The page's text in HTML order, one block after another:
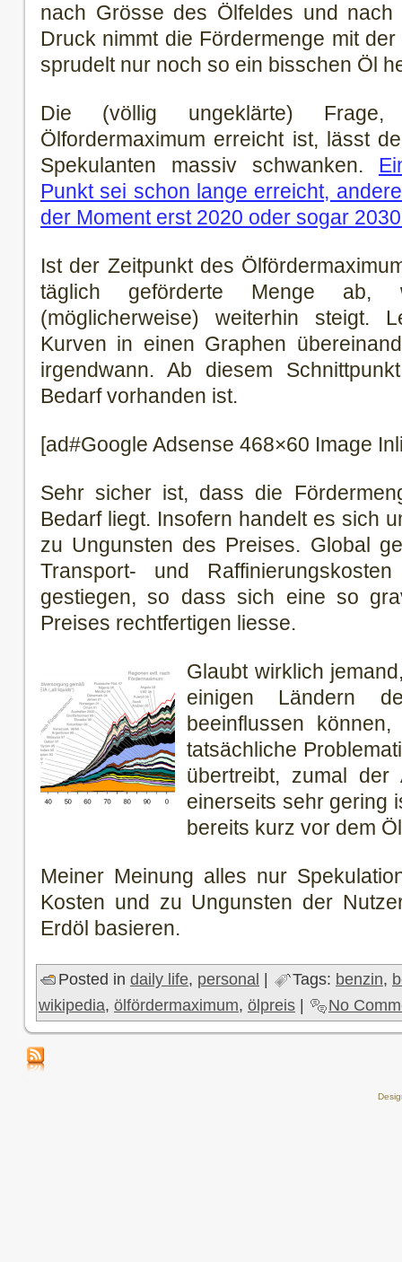
nach Grösse des Ölfeldes und nach
Druck nimmt die Fördermenge mit
sprudelt nur noch so ein bisschen Öl
Die (völlig ungeklärte)
Ölfordermaximum erreicht ist, lässt
Spekulanten massiv schwanken.
Punkt sei schon lange erreicht,
der Moment erst 2020 oder sogar
Ist der Zeitpunkt des
täglich geförderte Menge ab,
(möglicherweise) weiterhin steigt.
Kurven in einen Graphen
irgendwann. Ab diesem
Bedarf vorhanden ist.
[ad#Google Adsense 468×60 Image
Sehr sicher ist, dass die
Bedarf liegt. Insofern handelt es sich
zu Ungunsten des Preises. Global
Transport- und
gestiegen, so dass sich eine so
Preises rechtfertigen liesse.
Glaubt wirklich
einigen Ländern
beeinflussen
tatsächliche
übertreibt, zumal
einerseits sehr gering
bereits kurz vor dem
Meiner Meinung alles nur
Kosten und zu Ungunsten der
Erdöl basieren.
Posted in daily life, personal Tags: benzin,
wikipedia, ölfördermaximum, ölpreis No